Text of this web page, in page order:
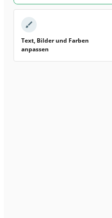
Text, Bilder und Farben
anpassen